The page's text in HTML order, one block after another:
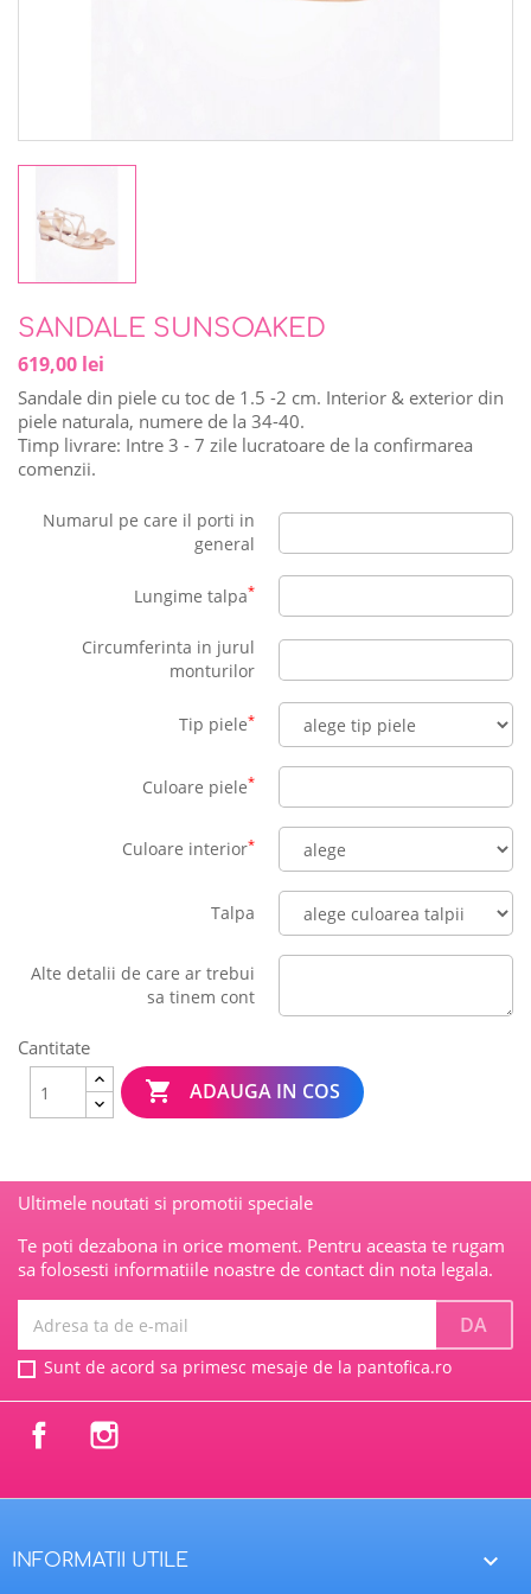
SANDALE SUNSOAKED
619,00 lei
Sandale din piele cu toc de 1.5 -2 cm. Interior & exterior din
piele naturala, numere de la 34-40.
Timp livrare: Intre 3 - 7 zile lucratoare de la confirmarea
comenzii.
Numarul pe care il porti in
general
Lungime talpa*
Circumferinta in jurul
monturilor
Tip piele*
Culoare piele*
Culoare interior*
Talpa
Alte detalii de care ar trebui
sa tinem cont
Cantitate
 ADAUGA IN COS
Ultimele noutati si promotii speciale
Te poti dezabona in orice moment. Pentru aceasta te rugam
sa folosesti informatiile noastre de contact din nota legala.
Sunt de acord sa primesc mesaje de la pantofica.ro
Facebook
INFORMATII UTILE 